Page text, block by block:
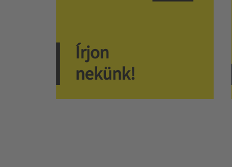
Írjon
nekünk!